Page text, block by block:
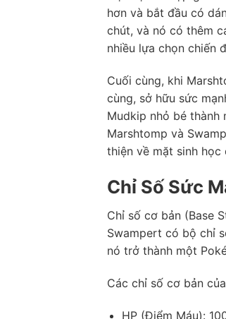
hơn và bắt đầu có
chút, và nó có thêm
nhiều lựa chọn chiến
Cuối cùng, khi
cùng, sở hữu sức
Mudkip nhỏ bé thành
Marshtomp và
thiện về mặt sinh học
Chỉ Số Sức
Chỉ số cơ bản (Base
Swampert có bộ chỉ
nó trở thành một
Các chỉ số cơ bản
HP (Điểm Máu):